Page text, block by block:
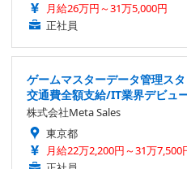
月給26万円～31万5,000円
正社員
ゲームマスターデータ管理ス
交通費全額支給/IT業界デビュ
株式会社Meta Sales
東京都
月給22万2,200円～31万7,500